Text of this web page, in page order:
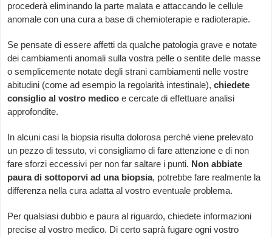
procederà eliminando la parte malata e attaccando le cellule
anomale con una cura a base di chemioterapie e radioterapie.
Se pensate di essere affetti da qualche patologia grave e notate
dei cambiamenti anomali sulla vostra pelle o sentite delle masse
o semplicemente notate degli strani cambiamenti nelle vostre
abitudini (come ad esempio la regolarità intestinale),chiedete
consiglio al vostro medico e cercate di effettuare analisi
approfondite.
In alcuni casi la biopsia risulta dolorosa perché viene prelevato
un pezzo di tessuto, vi consigliamo di fare attenzione e di non
fare sforzi eccessivi per non far saltare i punti. Non abbiate
paura di sottoporvi ad una biopsia, potrebbe fare realmente la
differenza nella cura adatta al vostro eventuale problema.
Per qualsiasi dubbio e paura al riguardo, chiedete informazioni
precise al vostro medico. Di certo saprà fugare ogni vostro